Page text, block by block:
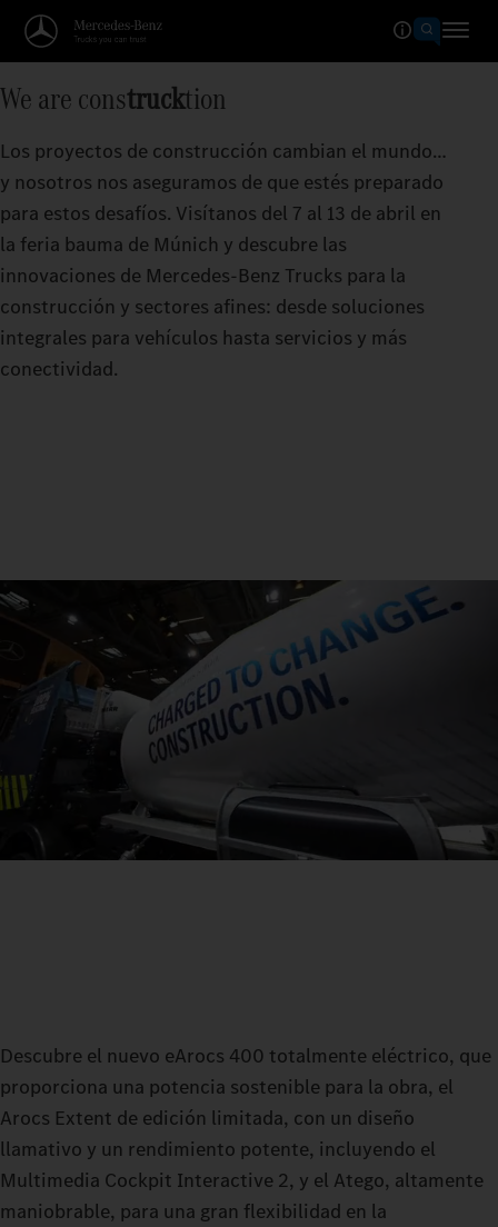
We are construcktion
Los proyectos de construcción cambian el mundo…
y nosotros nos aseguramos de que estés preparado
para estos desafíos. Visítanos del 7 al 13 de abril en
la feria bauma de Múnich y descubre las
innovaciones de Mercedes‑Benz Trucks para la
construcción y sectores afines: desde soluciones
integrales para vehículos hasta servicios y más
conectividad.
Descubre el nuevo eArocs 400 totalmente eléctrico, que
proporciona una potencia sostenible para la obra, el
Arocs Extent de edición limitada, con un diseño
llamativo y un rendimiento potente, incluyendo el
Multimedia Cockpit Interactive 2, y el Atego, altamente
maniobrable, para una gran flexibilidad en la